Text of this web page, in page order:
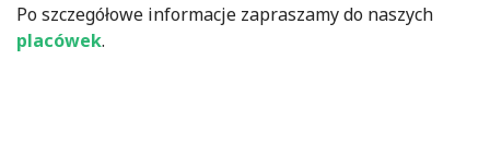
Po szczegółowe informacje zapraszamy do naszych
placówek.